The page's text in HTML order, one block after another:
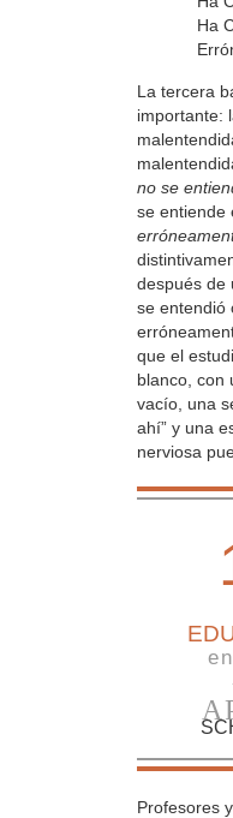
Ha
La tercera
importante:
no se
se entiende
después de
se entendió
que el
blanco, con
vacío, una
ahí” y una
nerviosa
Profesores